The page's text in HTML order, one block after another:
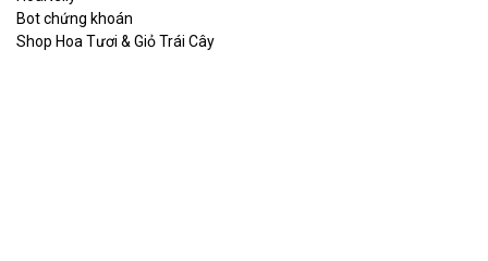
Bot chứng khoán
Shop Hoa Tươi & Giỏ Trái Cây